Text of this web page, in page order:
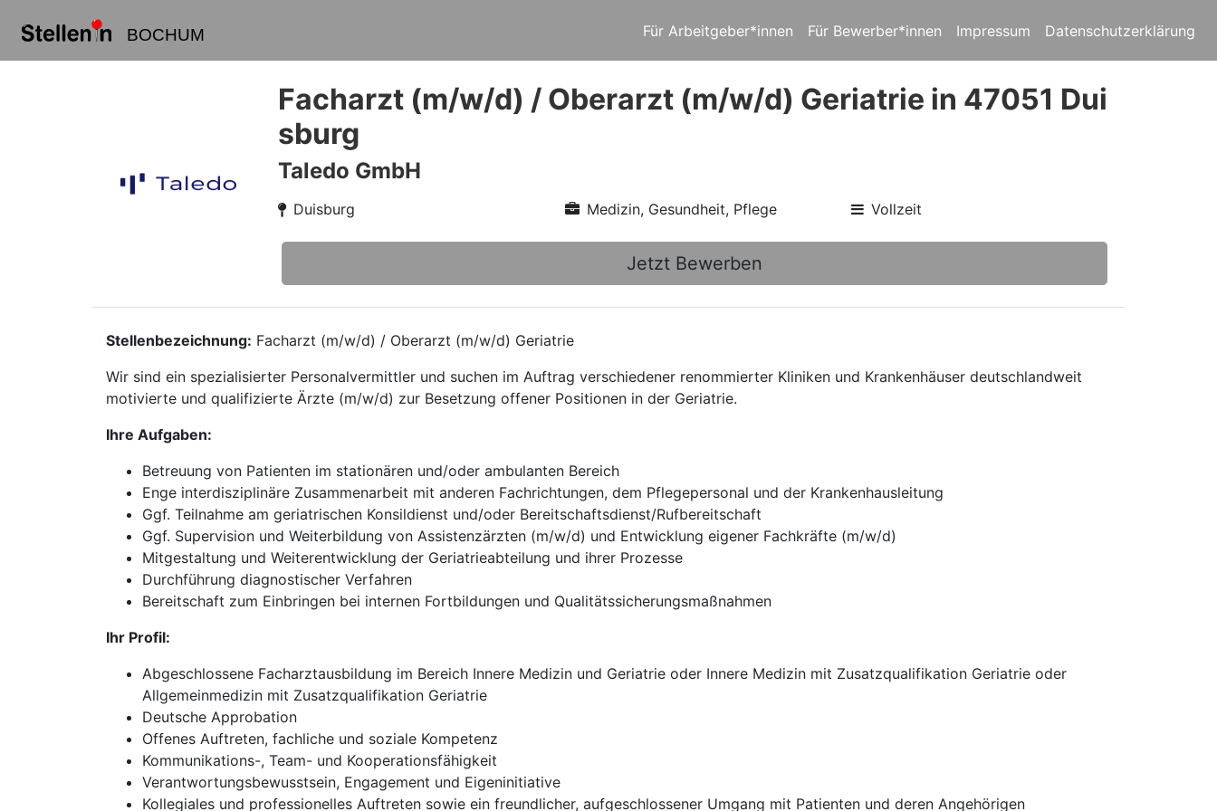
BOCHUM Für Arbeitgeber*innen Für Bewerber*innen Impressum Datenschutzerklärung
Facharzt (m/w/d) / Oberarzt (m/w/d) Geriatrie in 47051 Dui
sburg
Taledo GmbH
Duisburg Medizin, Gesundheit, Pflege Vollzeit
Jetzt Bewerben
Stellenbezeichnung: Facharzt (m/w/d) / Oberarzt (m/w/d) Geriatrie
Wir sind ein spezialisierter Personalvermittler und suchen im Auftrag verschiedener renommierter Kliniken und Krankenhäuser deutschlandweit
motivierte und qualifizierte Ärzte (m/w/d) zur Besetzung offener Positionen in der Geriatrie.
Ihre Aufgaben:
Betreuung von Patienten im stationären und/oder ambulanten Bereich
Enge interdisziplinäre Zusammenarbeit mit anderen Fachrichtungen, dem Pflegepersonal und der Krankenhausleitung
Ggf. Teilnahme am geriatrischen Konsildienst und/oder Bereitschaftsdienst/Rufbereitschaft
Ggf. Supervision und Weiterbildung von Assistenzärzten (m/w/d) und Entwicklung eigener Fachkräfte (m/w/d)
Mitgestaltung und Weiterentwicklung der Geriatrieabteilung und ihrer Prozesse
Durchführung diagnostischer Verfahren
Bereitschaft zum Einbringen bei internen Fortbildungen und Qualitätssicherungsmaßnahmen
Ihr Profil:
Abgeschlossene Facharztausbildung im Bereich Innere Medizin und Geriatrie oder Innere Medizin mit Zusatzqualifikation Geriatrie oder
Allgemeinmedizin mit Zusatzqualifikation Geriatrie
Deutsche Approbation
Offenes Auftreten, fachliche und soziale Kompetenz
Kommunikations-, Team- und Kooperationsfähigkeit
Verantwortungsbewusstsein, Engagement und Eigeninitiative
Kollegiales und professionelles Auftreten sowie ein freundlicher, aufgeschlossener Umgang mit Patienten und deren Angehörigen